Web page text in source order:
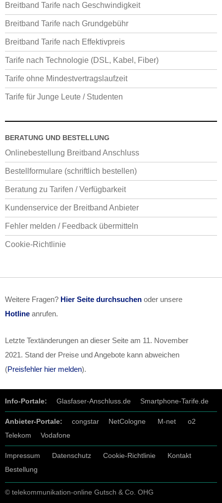
Breitband Tarife nach Geschwindigkeit
Breitband Tarife nach Grundgebühr
Breitband Tarife nach Effektivpreis
Tarife nach Technologie (DSL, Kabel, Fiber)
Tarife ohne Mindestvertragslaufzeit
Tarife für Junge Leute / Studenten
BERATUNG UND BESTELLUNG
Onlinebestellung Breitband Anschluss
Bestellformulare (schriftlich bestellen)
Beratung zu Tarifen / Verfügbarkeit
Kundenservice der Breitband Anbieter
Fehler melden / Feedback übermitteln
Cookie-Richtlinie
Weitere Fragen? Hier Seite durchsuchen oder unsere
Hotline anrufen.
Letzte Textänderungen an dieser Seite am 11. November
2021 . Stand der Preise und Angebote kann abweichen
(Preisfehler hier melden).
Info-Portale: Glasfaser-Anschluss.de Smartphone-Tarife.de
Anbieter-Portale: congstar NetCologne M-net
o2
Telekom
Vodafone
Impressum Datenschutz Cookie-Richtlinie
Kontakt
Bestellung
© telekommunikation-online Gutsch & Co. OHG